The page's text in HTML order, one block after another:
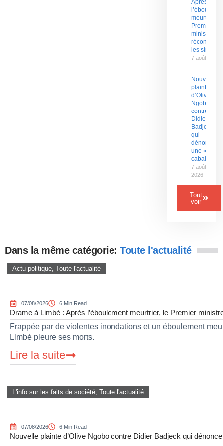
Après
meurtrier, le
Premier
ministre
réconforte
les sinistrés
7 août 2026
Nouvelle
plainte
d’Olive
Ngobo
contre
Didier
Badjeck
qui
dénonce
une «
cabale »
7 août
2026
Tout
voir
Dans la même catégorie: Toute l'actualité
Actu politique Toute l'actualité
07/08/2026 6 Min Read
Drame à Limbé : Après l’éboulement meurtrier, le Premier
Frappée par de violentes inondations et un éboulement
Limbé pleure ses morts.
Lire la suite
L'info sur les faits de société Toute l'actualité
07/08/2026 6 Min Read
Nouvelle plainte d’Olive Ngobo contre Didier Badjeck qui